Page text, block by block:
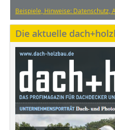
Beispiele, Hinweise: Datenschutz,
Die aktuelle